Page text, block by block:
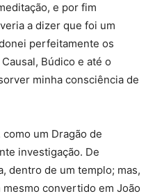
e por fim
a dizer que foi um
perfeitamente os
Búdico e até o
minha consciência de
um Dragão de
investigação. De
dentro de um templo; mas,
convertido em João